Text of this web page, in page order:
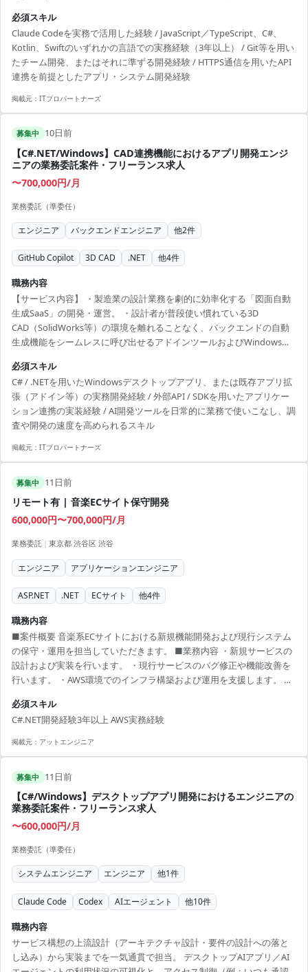
／Google Play）
必須スキル
Claude Codeを実務で活用した経験 / JavaScript／TypeScript、C#、
Kotlin、Swiftのいずれかの言語での実務経験（3年以上） / Git等を用い
たチーム開発、またはそれに準ずる開発経験 / HTTPS通信を用いたAPI
連携を前提としたアプリ・システム開発経験
掲載元： ITプロパートナーズ
募集中 10日前
【C#.NET/Windows】CAD連携機能におけるアプリ開発エンジ
ニアの業務委託案件・フリーランス求人
〜700,000円/月
業務委託（準委任）
エンジニア バックエンドエンジニア 他2件
GitHub Copilot 3D CAD .NET 他4件
職務内容
【サービス内容】 ・製造業の設計業務を劇的に効率化する「図面自動
生成SaaS」の開発・運営。 ・設計者が普段使い慣れている3D
CAD（SolidWorks等）の環境を離れることなく、バックエンドの自動
生成機能をシームレスに呼び出せるアドインツールおよびWindowsク
環境とのシームレスな機能連携がプロダクト普及の鍵を握っています
が、情報が極めて少ない外部API/SDKやCOM等のレガシーな仕様を調
査しながら、短期間でデスクトップアプリとしての実装方針を固めて
作り切れるC#エンジニアが不足しており、開発を加速させるための増
員募集です。 【想定業務内容】 ・So...
必須スキル
C# / .NETを用いたWindowsデスクトップアプリ、または既存アプリ拡
張（アドイン等）の実務開発経験 / 外部API / SDKを用いたアプリケー
ション連携の実装経験 / AI開発ツールを日常的に業務で使いこなし、調
査や開発の速度を高められるスキル
掲載元： ITプロパートナーズ
募集中 11日前
リモート有 | 音楽ECサイト保守開発
600,000円〜700,000円/月
業務委託 | 東京都 渋谷区 渋谷
エンジニア アプリケーションエンジニア
ASP.NET .NET ECサイト 他4件
職務内容
■案件概要 音楽系ECサイトにおける新規機能開発および現行システム
の保守・運用を担当していただきます。 ■業務内容 ・新規サービスの
設計および実装を行います。 ・現行サービスのバグ修正や機能改善を
行います。 ・AWS環境でのインフラ構築および運用を支援します。 ■
必須スキル
C#.NET開発経験3年以上 AWS実務経験
掲載元： アットエンジニア
募集中 11日前
【C#/Windows】デスクトップアプリ開発におけるエンジニアの
業務委託案件・フリーランス求人
〜600,000円/月
業務委託（準委任）
システムエンジニア エンジニア 他1件
Claude Code Codex AIエージェント 他10件
職務内容
サービス構想の上流設計（アーキテクチャ設計・要件の設計への落と
し込み）から実装までを一気通貫で担当。 デスクトップAIアプリ／AI